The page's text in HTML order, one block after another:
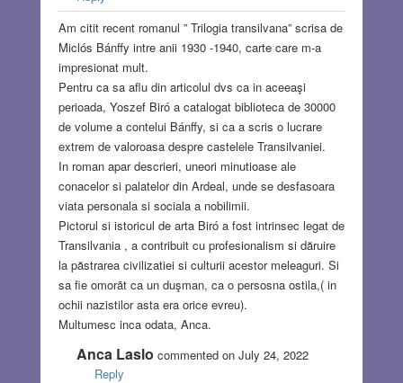
Am citit recent romanul ” Trilogia transilvana” scrisa de
Miclós Bánffy intre anii 1930 -1940, carte care m-a
impresionat mult.
Pentru ca sa aflu din articolul dvs ca in aceeaşi
perioada, Yoszef Biró a catalogat biblioteca de 30000
de volume a contelui Bánffy, si ca a scris o lucrare
extrem de valoroasa despre castelele Transilvaniei.
In roman apar descrieri, uneori minutioase ale
conacelor si palatelor din Ardeal, unde se desfasoara
viata personala si sociala a nobilimii.
Pictorul si istoricul de arta Biró a fost intrinsec legat de
Transilvania , a contribuit cu profesionalism si dăruire
la păstrarea civilizatiei si culturii acestor meleaguri. Si
sa fie omorãt ca un duşman, ca o persosna ostila,( in
ochii nazistilor asta era orice evreu).
Multumesc inca odata, Anca.
Anca Laslo commented on July 24, 2022
Reply